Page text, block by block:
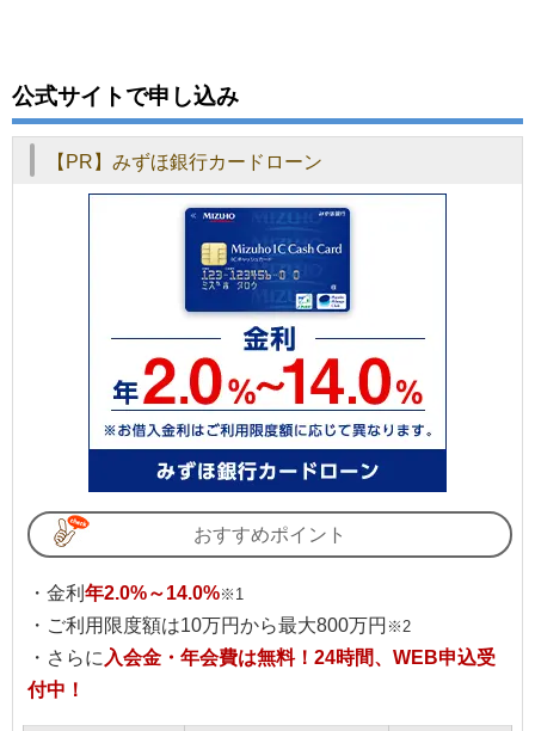
公式サイトで申し込み
【PR】みずほ銀行カードローン
おすすめポイント
・金利年2.0%～14.0%※1
・ご利用限度額は10万円から最大800万円 ※2
・さらに 入会金・年会費は無料！24時間、WEB申込受
付中！